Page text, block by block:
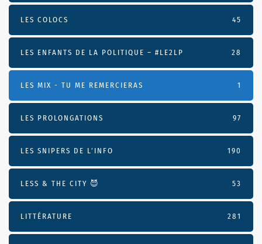
LES COLOCS 45
LES ENFANTS DE LA POLITIQUE – #LE2LP 28
LES MIX - TU ME REMERCIERAS 1
LES PROLONGATIONS 97
LES SNIPERS DE L’INFO 190
LESS & THE CITY 😈 53
LITTÉRATURE 281